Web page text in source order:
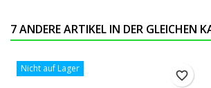
7 ANDERE ARTIKEL IN DER GLEICHEN
Nicht auf Lager
favorite_border